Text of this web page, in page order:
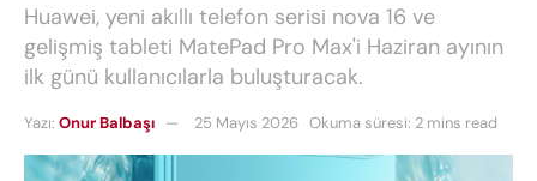
Huawei, yeni akıllı telefon serisi nova 16 ve
gelişmiş tableti MatePad Pro Max'i Haziran ayının
ilk günü kullanıcılarla buluşturacak.
Yazı: Onur Balbaşı 25 Mayıs 2026 Okuma süresi: 2 mins read